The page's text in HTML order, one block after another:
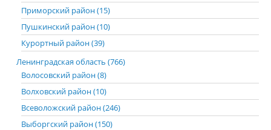
Приморский район (15)
Пушкинский район (10)
Курортный район (39)
Ленинградская область (766)
Волосовский район (8)
Волховский район (10)
Всеволожский район (246)
Выборгский район (150)